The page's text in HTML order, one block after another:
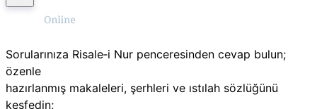
Sorularınıza Risale‑i Nur penceresinden cevap bulun;
özenle
hazırlanmış makaleleri, şerhleri ve ıstılah sözlüğünü
keşfedin;